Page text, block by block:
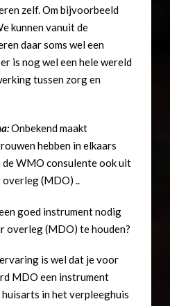
zelf. Om bijvoorbeeld
kunnen vanuit de
daar soms wel een
is nog wel een hele wereld
tussen zorg en
Onbekend maakt
hebben in elkaars
WMO consulente ook uit
(MDO) ..
goed instrument nodig
overleg (MDO) te houden?
is wel dat je voor
MDO een instrument
in het verpleeghuis